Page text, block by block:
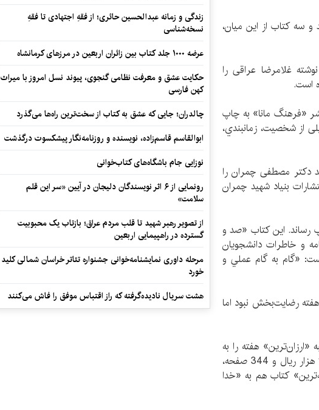
و سه کتاب از این میان،
غلامرضا عراقی را
«فرهنگ مانا» به چاپ
از شخصيت، زمانبندي،
دکتر مصطفی چمران را
بنیاد شهید چمران
رساند. این کتاب «صد و
و خاطرات دانشجويان
«گام به گام عملي و
رضایت‌بخش نبود اما
منتشر شد، رتبه «ارزان‌ترین» هفته را به
دست آورد و «‌بررسي عناصر داستاني كتاب دا» هم با بهای 185‌ هزار ریال و 344 صفحه،
کتاب هم به «خدا
زندگی و زمانه عبدالحسین حائری؛ از فقهِ اجتهادی تا فقهِ
نسخه‌شناسی
عرضه ۱۰۰۰ جلد کتاب بین زائران اربعین در مرزهای کرمانشاه
حکایت عشق و معرفت نظامی گنجوی، پیوند نسل امروز با میراث
کهن فارسی
چالدران؛ جایی که عشق به کتاب از سخت‌ترین راه‌ها می‌گذرد
ابوالقاسم قاسم‌زاده، نویسنده و روزنامه‌نگار پیشکسوت درگذشت
نوزایی جام باشگاه‌های کتاب‌خوانی
رونمایی از ۶ اثر نویسندگان دلیجان در آیین «سر این قلم
سلامت»
از تصویر رهبر شهید تا قلب مردم عراق؛ بازتاب یک محبوبیت
گسترده در راهپیمایی اربعین
مرحله داوری نمایشنامه‌خوانی جشنواره تئاتر خراسان شمالی کلید
خورد
هشت سریال نادیده‌گرفته که راز اقتباس موفق را فاش می‌کنند